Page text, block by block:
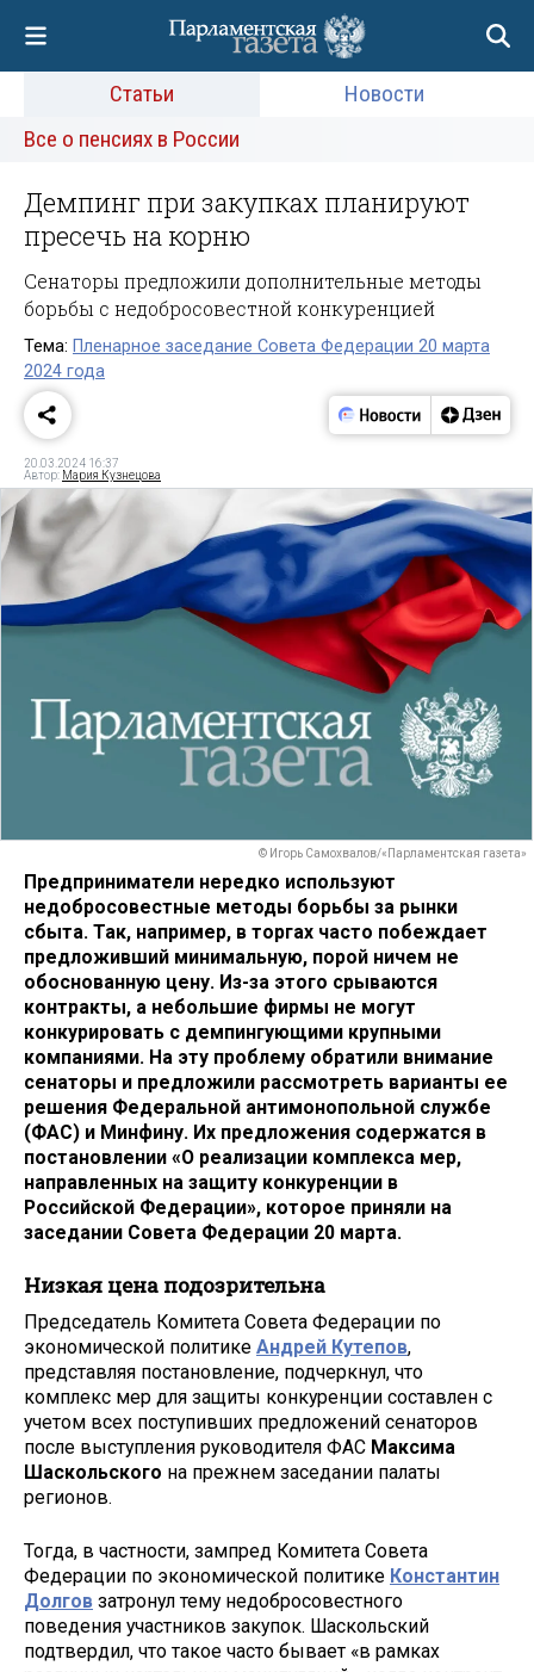
Статьи
Новости
Все о пенсиях в России
Демпинг при закупках планируют
пресечь на корню
Сенаторы предложили дополнительные методы
борьбы с недобросовестной конкуренцией
Тема: Пленарное заседание Совета Федерации 20 марта
2024 года
20.03.2024 16:37
Автор: Мария Кузнецова
© Игорь Самохвалов/«Парламентская газета»
Предприниматели нередко используют
недобросовестные методы борьбы за рынки
сбыта. Так, например, в торгах часто побеждает
предложивший минимальную, порой ничем не
обоснованную цену. Из-за этого срываются
контракты, а небольшие фирмы не могут
конкурировать с демпингующими крупными
компаниями. На эту проблему обратили внимание
сенаторы и предложили рассмотреть варианты ее
решения Федеральной антимонопольной службе
(ФАС) и Минфину. Их предложения содержатся в
постановлении «О реализации комплекса мер,
направленных на защиту конкуренции в
Российской Федерации», которое приняли на
заседании Совета Федерации 20 марта.
Низкая цена подозрительна
Председатель Комитета Совета Федерации по
экономической политике Андрей Кутепов,
представляя постановление, подчеркнул, что
комплекс мер для защиты конкуренции составлен с
учетом всех поступивших предложений сенаторов
после выступления руководителя ФАС Максима
Шаскольского на прежнем заседании палаты
регионов.
Тогда, в частности, зампред Комитета Совета
Федерации по экономической политике Константин
Долгов затронул тему недобросовестного
поведения участников закупок. Шаскольский
подтвердил, что такое часто бывает «в рамках